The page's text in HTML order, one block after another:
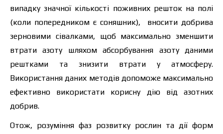
випадку значної кількості поживних решток на полі
(коли попередником є соняшник), вносити добрива
зерновими сівалками, щоб максимально зменшити
втрати азоту шляхом абсорбування азоту даними
рештками та знизити втрати у атмосферу.
Використання даних методів допоможе максимально
ефективно використати корисну дію від азотних
добрив.
Отож, розуміння фаз розвитку рослин та дії форм